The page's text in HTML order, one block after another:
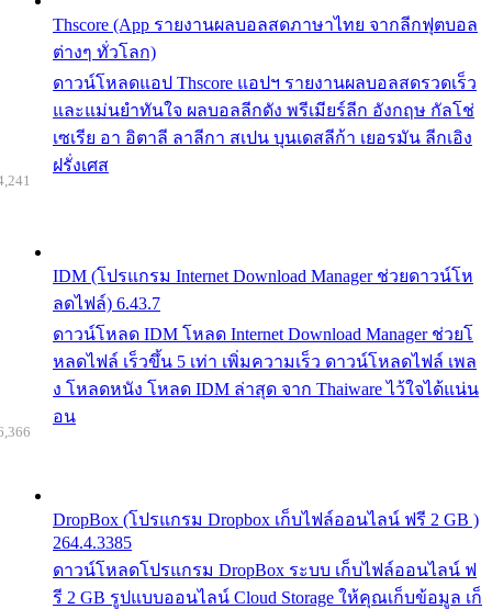
Thscore (App รายงานผลบอลสดภาษาไทย จากลีกฟุตบอล
ต่างๆ ทั่วโลก)
ดาวน์โหลดแอป Thscore แอปฯ รายงานผลบอลสดรวดเร็ว
และแม่นยำทันใจ ผลบอลลีกดัง พรีเมียร์ลีก อังกฤษ กัลโช่
เซเรีย อา อิตาลี ลาลีกา สเปน บุนเดสลีก้า เยอรมัน ลีกเอิง
ฝรั่งเศส
IDM (โปรแกรม Internet Download Manager ช่วยดาวน์โห
ลดไฟล์) 6.43.7
ดาวน์โหลด IDM โหลด Internet Download Manager ช่วยโ
หลดไฟล์ เร็วขึ้น 5 เท่า เพิ่มความเร็ว ดาวน์โหลดไฟล์ เพล
ง โหลดหนัง โหลด IDM ล่าสุด จาก Thaiware ไว้ใจได้แน่น
อน
DropBox (โปรแกรม Dropbox เก็บไฟล์ออนไลน์ ฟรี 2 GB )
264.4.3385
ดาวน์โหลดโปรแกรม DropBox ระบบ เก็บไฟล์ออนไลน์ ฟ
รี 2 GB รูปแบบออนไลน์ Cloud Storage ให้คุณเก็บข้อมูล เก็